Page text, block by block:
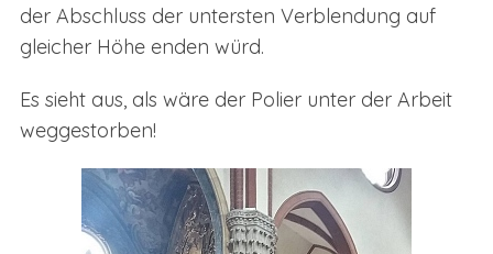
der Abschluss der untersten Verblendung auf
gleicher Höhe enden würd.
Es sieht aus, als wäre der Polier unter der Arbeit
weggestorben!